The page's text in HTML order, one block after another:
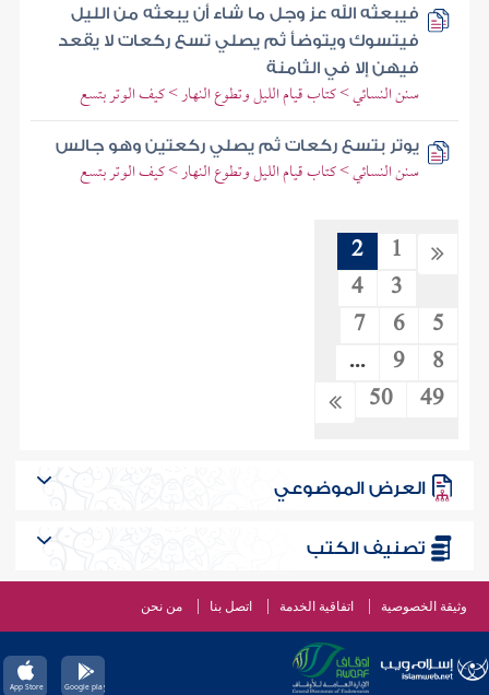
فيبعثه الله عز وجل ما شاء أن يبعثه من الليل
فيتسوك ويتوضأ ثم يصلي تسع ركعات لا يقعد
فيهن إلا في الثامنة
سنن النسائي > كتاب قيام الليل وتطوع النهار > كيف الوتر بتسع
يوتر بتسع ركعات ثم يصلي ركعتين وهو جالس
سنن النسائي > كتاب قيام الليل وتطوع النهار > كيف الوتر بتسع
1
2
3
4
5
6
7
8
9
...
49
50
العرض الموضوعي
تصنيف الكتب
وثيقة الخصوصية اتفاقية الخدمة اتصل بنا من نحن